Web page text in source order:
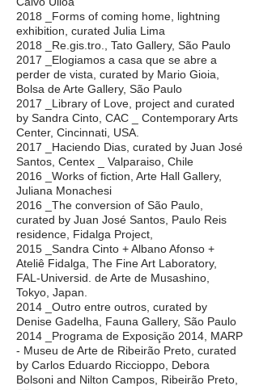
2018 _Forms of coming home, lightning
exhibition, curated Julia Lima
2018 _Re.gis.tro., Tato Gallery, São Paulo
2017 _Elogiamos a casa que se abre a
perder de vista, curated by Mario Gioia,
Bolsa de Arte Gallery, São Paulo
2017 _Library of Love, project and curated
by Sandra Cinto, CAC _ Contemporary Arts
Center, Cincinnati, USA.
2017 _Haciendo Dias, curated by Juan José
Santos, Centex _ Valparaiso, Chile
2016 _Works of fiction, Arte Hall Gallery,
Juliana Monachesi
2016 _The conversion of São Paulo,
curated by Juan José Santos, Paulo Reis
residence, Fidalga Project,
2015 _Sandra Cinto + Albano Afonso +
Ateliê Fidalga, The Fine Art Laboratory,
FAL-Universid. de Arte de Musashino,
Tokyo, Japan.
2014 _Outro entre outros, curated by
Denise Gadelha, Fauna Gallery, São Paulo
2014 _Programa de Exposição 2014, MARP
- Museu de Arte de Ribeirão Preto, curated
by Carlos Eduardo Riccioppo, Debora
Bolsoni and Nilton Campos, Ribeirão Preto,